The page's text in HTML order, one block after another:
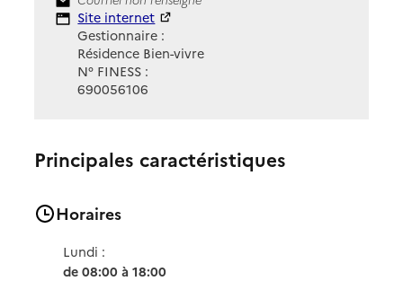
Site Internet
Site internet
Gestionnaire :
Résidence Bien-vivre
N° FINESS :
690056106
Principales caractéristiques
Horaires
Lundi :
de 08:00 à 18:00